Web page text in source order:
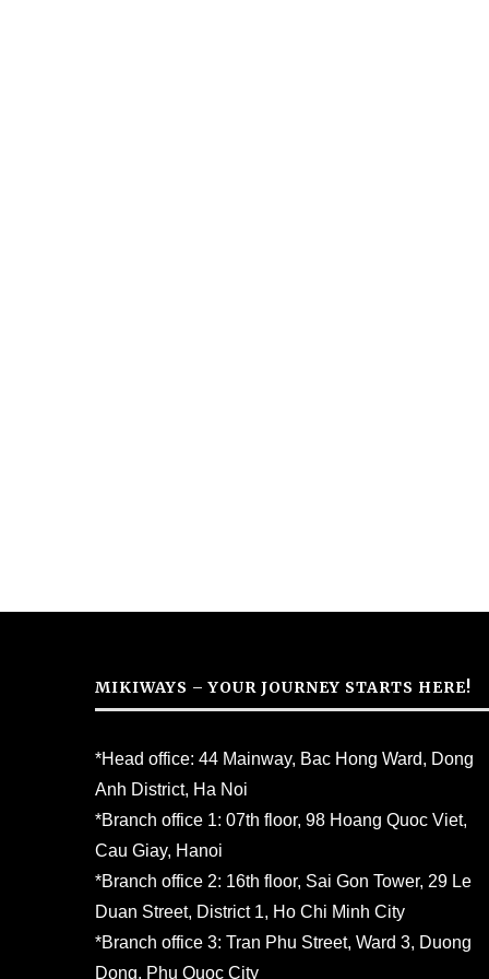
MIKIWAYS – YOUR JOURNEY STARTS HERE!
*Head office: 44 Mainway, Bac Hong Ward, Dong
Anh District, Ha Noi
*Branch office 1: 07th floor, 98 Hoang Quoc Viet,
Cau Giay, Hanoi
*Branch office 2: 16th floor, Sai Gon Tower, 29 Le
Duan Street, District 1, Ho Chi Minh City
*Branch office 3: Tran Phu Street, Ward 3, Duong
Dong, Phu Quoc City